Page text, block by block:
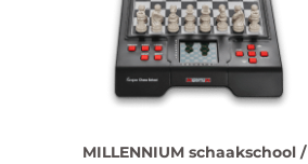
MILLENNIUM schaakschool /